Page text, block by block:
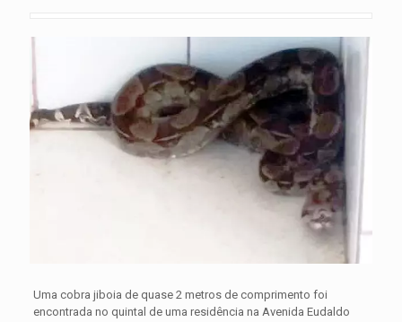
Uma cobra jiboia de quase 2 metros de comprimento foi
encontrada no quintal de uma residência na Avenida Eudaldo